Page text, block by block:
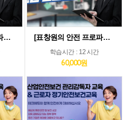
[표창원의 안전 프로파일링] 제조업 현장근로자 정기안전보건교육 (상반기) [표창원의 안전 프로파일링] 기타업 현장근로자 정기안전보건교육 (상반기)
학습시간 : 12 시간
60,000원